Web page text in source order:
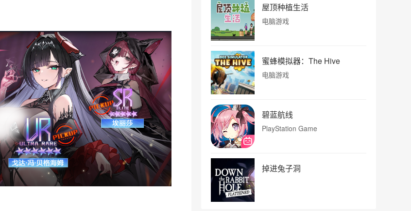
屋顶种植生活
电脑游戏
蜜蜂模拟器：The Hive
电脑游戏
碧蓝航线
PlayStation Game
掉进兔子洞